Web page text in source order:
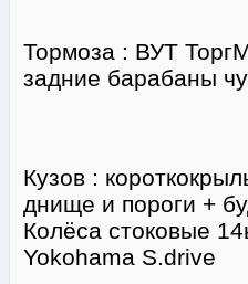
Тормоза : ВУТ
задние барабаны
Кузов :
днище и пороги +
Колёса стоковые
Yokohama S.drive